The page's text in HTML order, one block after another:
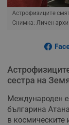
Астрофизиците
Снимка: Личен
сестра на
Международен
българина
в космическите